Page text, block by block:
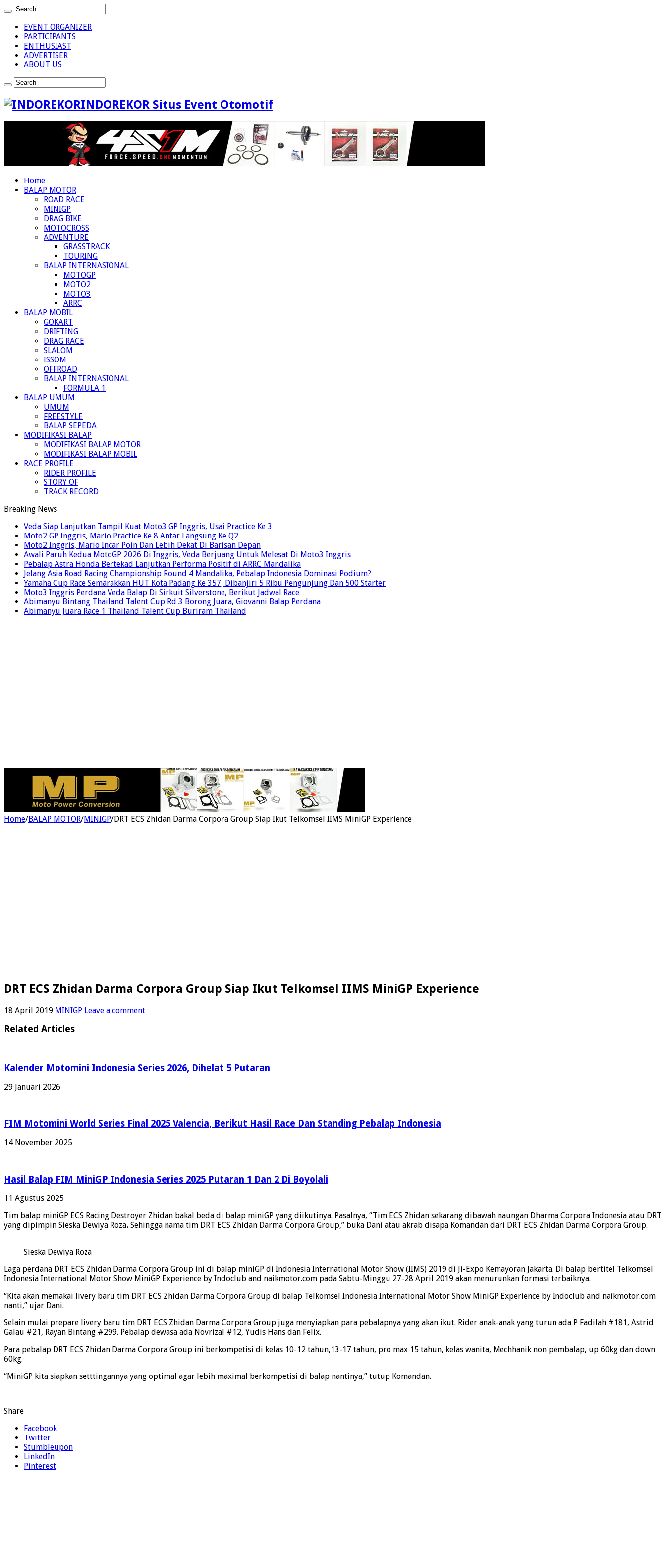
EVENT ORGANIZER
PARTICIPANTS
ENTHUSIAST
ADVERTISER
ABOUT US
INDOREKOR Situs Event Otomotif
Home
BALAP MOTOR
ROAD RACE
MINIGP
DRAG BIKE
MOTOCROSS
ADVENTURE
GRASSTRACK
TOURING
BALAP INTERNASIONAL
MOTOGP
MOTO2
MOTO3
ARRC
BALAP MOBIL
GOKART
DRIFTING
DRAG RACE
SLALOM
ISSOM
OFFROAD
BALAP INTERNASIONAL
FORMULA 1
BALAP UMUM
UMUM
FREESTYLE
BALAP SEPEDA
MODIFIKASI BALAP
MODIFIKASI BALAP MOTOR
MODIFIKASI BALAP MOBIL
RACE PROFILE
RIDER PROFILE
STORY OF
TRACK RECORD
Breaking News
Veda Siap Lanjutkan Tampil Kuat Moto3 GP Inggris, Usai Practice Ke 3
Moto2 GP Inggris, Mario Practice Ke 8 Antar Langsung Ke Q2
Moto2 Inggris, Mario Incar Poin Dan Lebih Dekat Di Barisan Depan
Awali Paruh Kedua MotoGP 2026 Di Inggris, Veda Berjuang Untuk Melesat Di Moto3 Inggris
Pebalap Astra Honda Bertekad Lanjutkan Performa Positif di ARRC Mandalika
Jelang Asia Road Racing Championship Round 4 Mandalika, Pebalap Indonesia Dominasi Podium?
Yamaha Cup Race Semarakkan HUT Kota Padang Ke 357, Dibanjiri 5 Ribu Pengunjung Dan 500 Starter
Moto3 Inggris Perdana Veda Balap Di Sirkuit Silverstone, Berikut Jadwal Race
Abimanyu Bintang Thailand Talent Cup Rd 3 Borong Juara, Giovanni Balap Perdana
Abimanyu Juara Race 1 Thailand Talent Cup Buriram Thailand
Home/BALAP MOTOR/MINIGP/DRT ECS Zhidan Darma Corpora Group Siap Ikut Telkomsel IIMS MiniGP Experience
DRT ECS Zhidan Darma Corpora Group Siap Ikut Telkomsel IIMS MiniGP Experience
18 April 2019 MINIGP Leave a comment
Related Articles
Kalender Motomini Indonesia Series 2026, Dihelat 5 Putaran
29 Januari 2026
FIM Motomini World Series Final 2025 Valencia, Berikut Hasil Race Dan Standing Pebalap Indonesia
14 November 2025
Hasil Balap FIM MiniGP Indonesia Series 2025 Putaran 1 Dan 2 Di Boyolali
11 Agustus 2025
Tim balap miniGP ECS Racing Destroyer Zhidan bakal beda di balap miniGP yang diikutinya. Pasalnya, “Tim ECS Zhidan sekarang dibawah naungan Dharma Corpora Indonesia atau DRT
yang dipimpin Sieska Dewiya Roza. Sehingga nama tim DRT ECS Zhidan Darma Corpora Group,” buka Dani atau akrab disapa Komandan dari DRT ECS Zhidan Darma Corpora Group.
Sieska Dewiya Roza
Laga perdana DRT ECS Zhidan Darma Corpora Group ini di balap miniGP di Indonesia International Motor Show (IIMS) 2019 di Ji-Expo Kemayoran Jakarta. Di balap bertitel Telkomsel
Indonesia International Motor Show MiniGP Experience by Indoclub and naikmotor.com pada Sabtu-Minggu 27-28 April 2019 akan menurunkan formasi terbaiknya.
“Kita akan memakai livery baru tim DRT ECS Zhidan Darma Corpora Group di balap Telkomsel Indonesia International Motor Show MiniGP Experience by Indoclub and naikmotor.com
nanti,” ujar Dani.
Selain mulai prepare livery baru tim DRT ECS Zhidan Darma Corpora Group juga menyiapkan para pebalapnya yang akan ikut. Rider anak-anak yang turun ada P Fadilah #181, Astrid
Galau #21, Rayan Bintang #299. Pebalap dewasa ada Novrizal #12, Yudis Hans dan Felix.
Para pebalap DRT ECS Zhidan Darma Corpora Group ini berkompetisi di kelas 10-12 tahun,13-17 tahun, pro max 15 tahun, kelas wanita, Mechhanik non pembalap, up 60kg dan down
60kg.
“MiniGP kita siapkan setttingannya yang optimal agar lebih maximal berkompetisi di balap nantinya,” tutup Komandan.
Share
Facebook
Twitter
Stumbleupon
LinkedIn
Pinterest